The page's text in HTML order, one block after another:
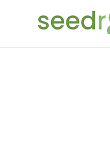
contenido